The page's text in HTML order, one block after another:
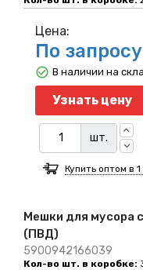
Мешки для мусора
(ПВД)
5900942166039
Кол-во шт. в коробке:
Цена:
По запросу
Узнать цену
шт.
В наличии на
Купить оптом в 1